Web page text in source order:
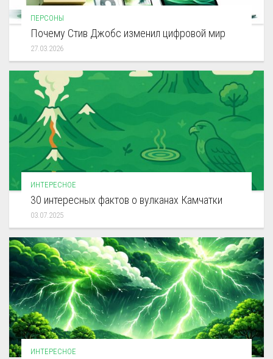
ПЕРСОНЫ
Почему Стив Джобс изменил цифровой мир
27.03.2026
ИНТЕРЕСНОЕ
30 интересных фактов о вулканах Камчатки
03.07.2025
ИНТЕРЕСНОЕ